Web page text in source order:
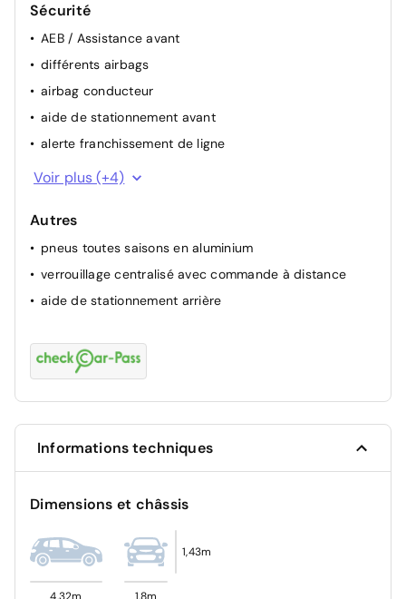
Sécurité
AEB / Assistance avant
différents airbags
airbag conducteur
aide de stationnement avant
alerte franchissement de ligne
attention assist (capteur de fatigue)
airbag passager
ABS
Voir plus (+4)
Autres
pneus toutes saisons en aluminium
verrouillage centralisé avec commande à distance
aide de stationnement arrière
Informations techniques
Dimensions et châssis
1,43m